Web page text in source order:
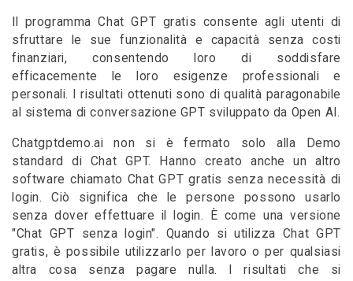
Il programma Chat GPT gratis consente agli utenti di
sfruttare le sue funzionalità e capacità senza costi
finanziari, consentendo loro di soddisfare
efficacemente le loro esigenze professionali e
personali. I risultati ottenuti sono di qualità paragonabile
al sistema di conversazione GPT sviluppato da Open AI.
Chatgptdemo.ai non si è fermato solo alla Demo
standard di Chat GPT. Hanno creato anche un altro
software chiamato Chat GPT gratis senza necessità di
login. Ciò significa che le persone possono usarlo
senza dover effettuare il login. È come una versione
"Chat GPT senza login". Quando si utilizza Chat GPT
gratis, è possibile utilizzarlo per lavoro o per qualsiasi
altra cosa senza pagare nulla. I risultati che si